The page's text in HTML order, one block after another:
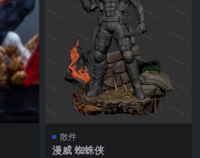
散件
漫威 蜘蛛侠